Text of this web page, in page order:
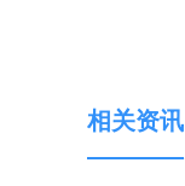
相关资讯